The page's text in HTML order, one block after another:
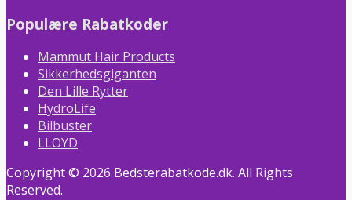
Populære Rabatkoder
Mammut Hair Products
Sikkerhedsgiganten
Den Lille Rytter
HydroLife
Bilbuster
LLOYD
Copyright © 2026 Bedsterabatkode.dk. All Rights
Reserved.